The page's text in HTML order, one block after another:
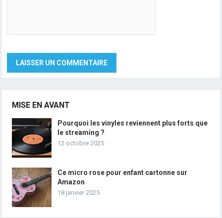
MISE EN AVANT
Pourquoi les vinyles reviennent plus forts que
le streaming ?
12 octobre 2025
Ce micro rose pour enfant cartonne sur
Amazon
18 janvier 2025